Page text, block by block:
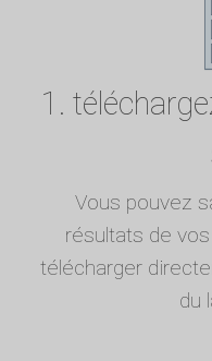
1.
Vous pouvez
résultats de
télécharger
du